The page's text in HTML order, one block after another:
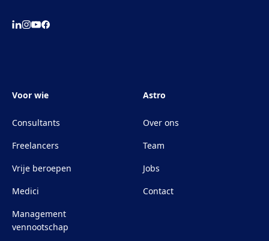
Voor wie
Consultants
Freelancers
Vrije beroepen
Medici
Management
vennootschap
Astro
Over ons
Team
Jobs
Contact